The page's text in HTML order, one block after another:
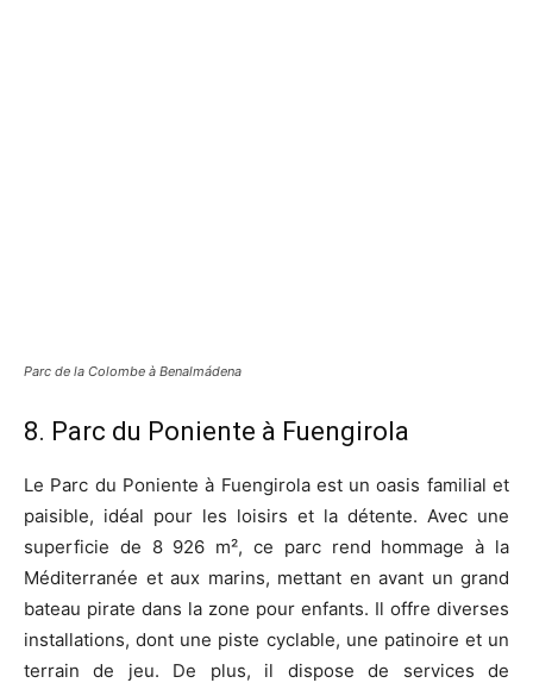
Parc de la Colombe à Benalmádena
8. Parc du Poniente à Fuengirola
Le Parc du Poniente à Fuengirola est un oasis familial et
paisible, idéal pour les loisirs et la détente. Avec une
superficie de 8 926 m², ce parc rend hommage à la
Méditerranée et aux marins, mettant en avant un grand
bateau pirate dans la zone pour enfants. Il offre diverses
installations, dont une piste cyclable, une patinoire et un
terrain de jeu. De plus, il dispose de services de